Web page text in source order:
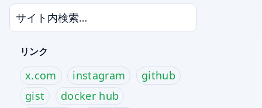
リンク
x.com instagram
github
gist
docker hub